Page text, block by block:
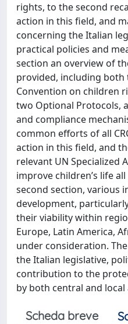
rights, to the second
action in this field, and
concerning the Italian
practical policies and
section an overview of
provided, including
Convention on children
two Optional Protocols,
and compliance
common efforts of all
action in this field, and
relevant UN Specialized
improve children’s life
second section, various
development,
their viability within
Europe, Latin America,
under consideration.
the Italian legislative,
contribution to the
by both central and
Scheda breve